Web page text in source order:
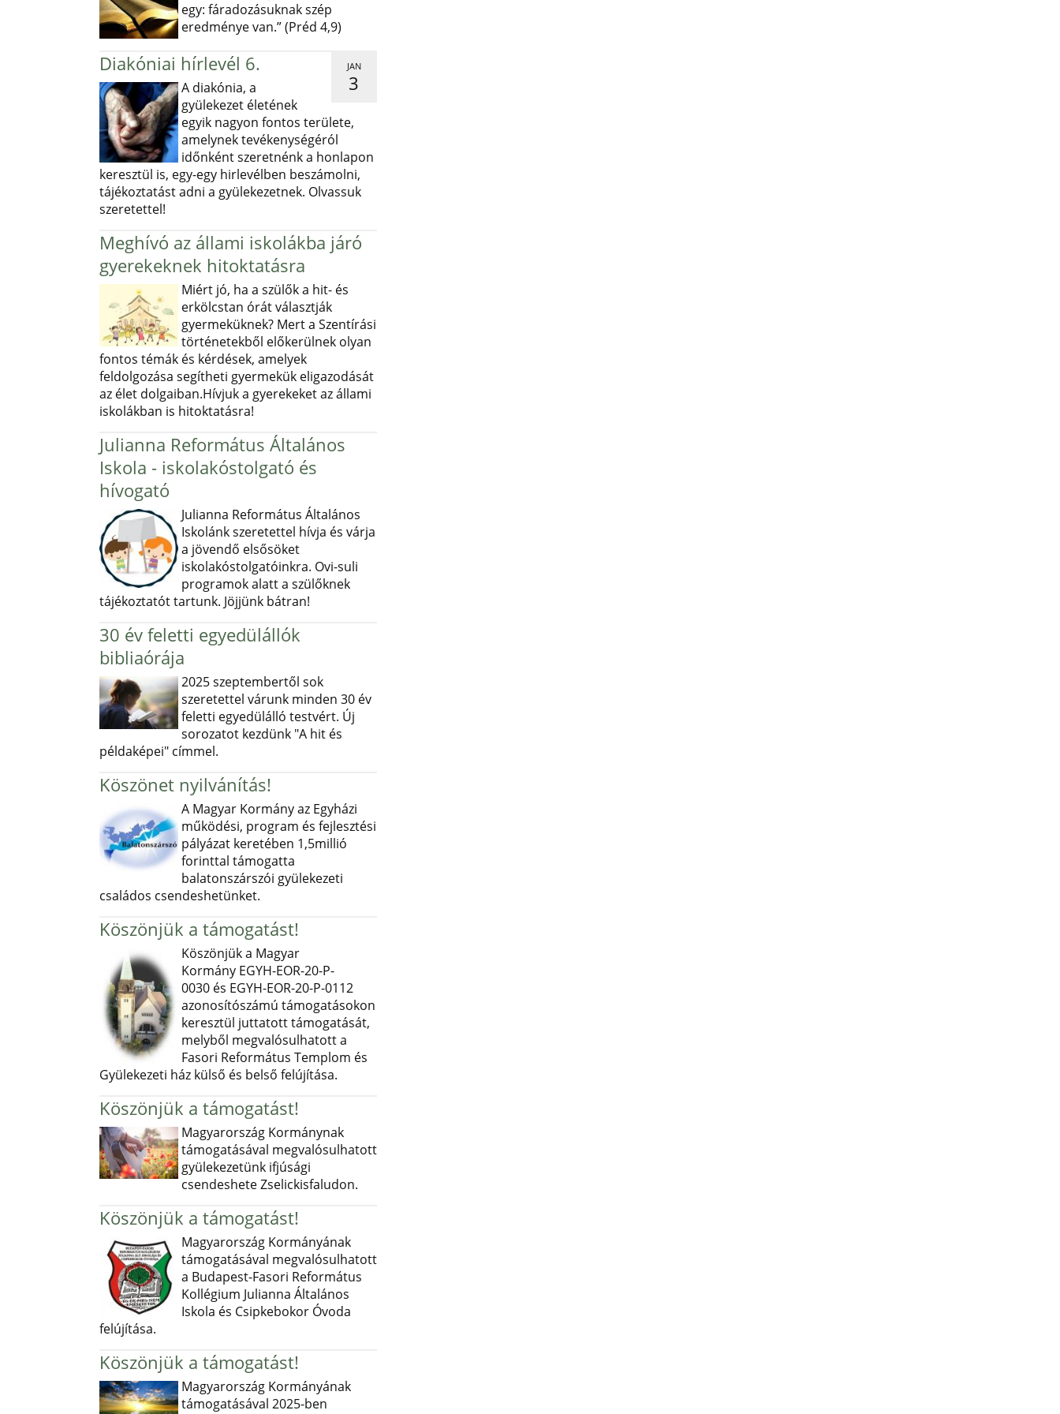
egy: fáradozásuknak szép
eredménye van.” (Préd 4,9)
JAN
3
Diakóniai hírlevél 6.
A diakónia, a
gyülekezet életének
egyik nagyon fontos területe,
amelynek tevékenységéról
időnként szeretnénk a honlapon
keresztül is, egy-egy hirlevélben beszámolni,
tájékoztatást adni a gyülekezetnek. Olvassuk
szeretettel!
Meghívó az állami iskolákba járó
gyerekeknek hitoktatásra
Miért jó, ha a szülők a hit- és
erkölcstan órát választják
gyermeküknek? Mert a Szentírási
történetekből előkerülnek olyan
fontos témák és kérdések, amelyek
feldolgozása segítheti gyermekük eligazodását
az élet dolgaiban.Hívjuk a gyerekeket az állami
iskolákban is hitoktatásra!
Julianna Református Általános
Iskola - iskolakóstolgató és
hívogató
Julianna Református Általános
Iskolánk szeretettel hívja és várja
a jövendő elsősöket
iskolakóstolgatóinkra. Ovi-suli
programok alatt a szülőknek
tájékoztatót tartunk. Jöjjünk bátran!
30 év feletti egyedülállók
bibliaórája
2025 szeptembertől sok
szeretettel várunk minden 30 év
feletti egyedülálló testvért. Új
sorozatot kezdünk "A hit és
példaképei" címmel.
Köszönet nyilvánítás!
A Magyar Kormány az Egyházi
működési, program és fejlesztési
pályázat keretében 1,5millió
forinttal támogatta
balatonszárszói gyülekezeti
családos csendeshetünket.
Köszönjük a támogatást!
Köszönjük a Magyar
Kormány EGYH-EOR-20-P-
0030 és EGYH-EOR-20-P-0112
azonosítószámú támogatásokon
keresztül juttatott támogatását,
melyből megvalósulhatott a
Fasori Református Templom és
Gyülekezeti ház külső és belső felújítása.
Köszönjük a támogatást!
Magyarország Kormánynak
támogatásával megvalósulhatott
gyülekezetünk ifjúsági
csendeshete Zselickisfaludon.
Köszönjük a támogatást!
Magyarország Kormányának
támogatásával megvalósulhatott
a Budapest-Fasori Református
Kollégium Julianna Általános
Iskola és Csipkebokor Óvoda
felújítása.
Köszönjük a támogatást!
Magyarország Kormányának
támogatásával 2025-ben